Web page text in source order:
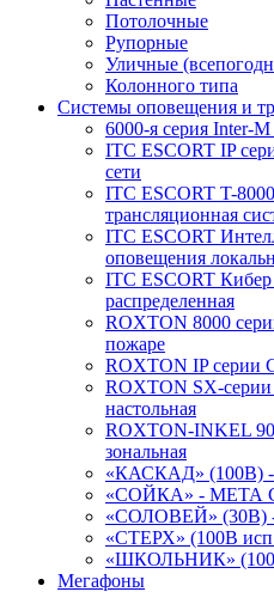
Потолочные
Рупорные
Уличные
Колонного типа
Системы оповещения и
6000-я серия Inter-
ITC ESCORT IP
сети
ITC ESCORT T-
трансляционная
ITC ESCORT
оповещения
ITC ESCORT
распределенная
ROXTON 8000
пожаре
ROXTON IP серии
ROXTON SX-
настольная
ROXTON-INKEL
зональная
«КАСКАД» (100В)
«СОЙКА» - МЕТА
«СОЛОВЕЙ» (30В)
«СТЕРХ» (100В
«ШКОЛЬНИК»
Мегафоны